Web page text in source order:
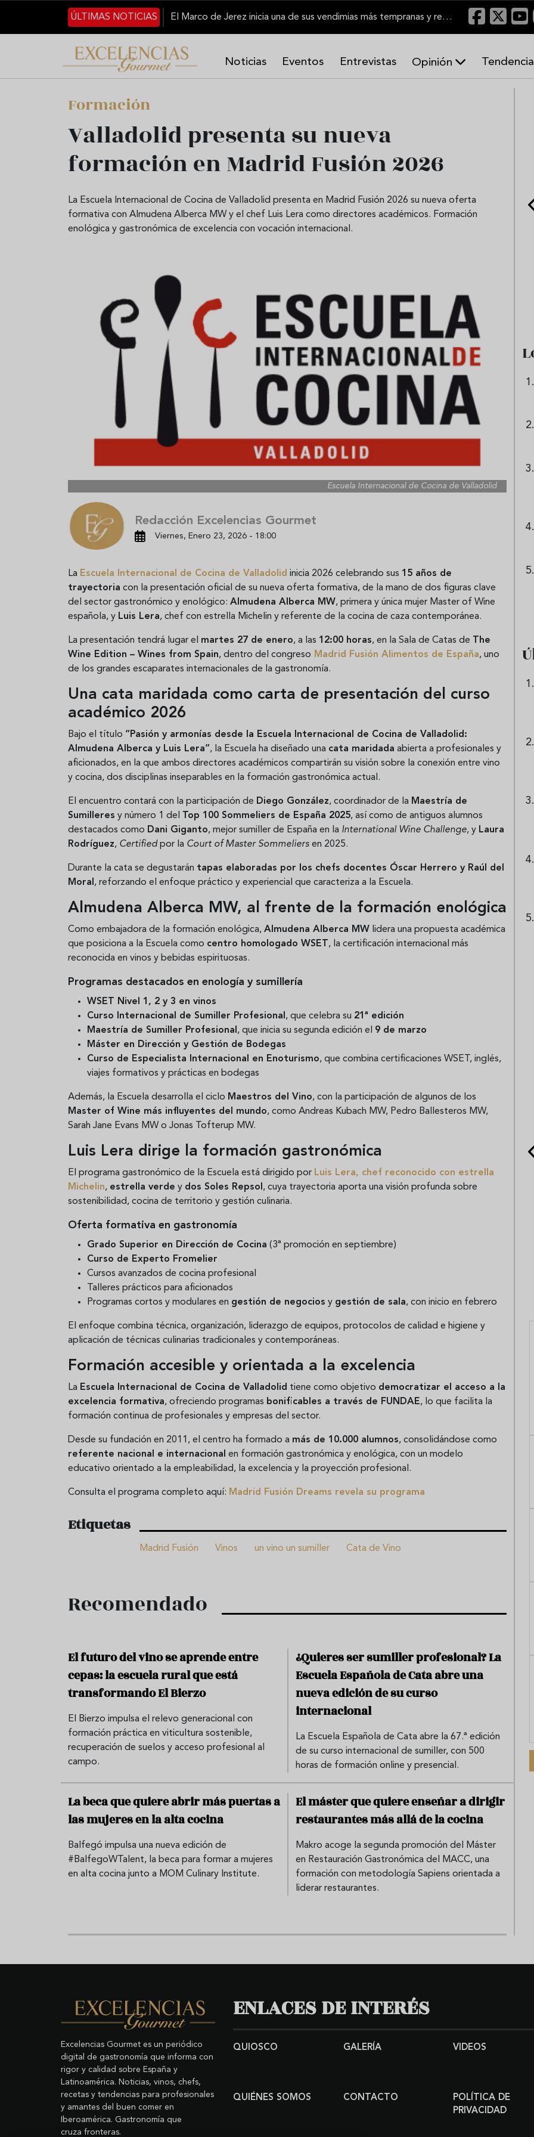
Pasar al contenido principal
ÚLTIMAS NOTICIAS
El Marco de Jerez inicia una de sus vendimias más tempranas y recupera producción
Noticias Eventos Entrevistas Opinión
a
s
Formación
Valladolid presenta su nueva
formación en Madrid Fusión 2026
La Escuela Internacional de Cocina de Valladolid presenta en Madrid Fusión 2026 su nueva oferta
formativa con Almudena Alberca MW y el chef Luis Lera como directores académicos. Formación
enológica y gastronómica de excelencia con vocación internacional.
Escuela Internacional de Cocina de Valladolid
Redacción Excelencias Gourmet
Viernes, Enero 23, 2026 - 18:00
La Escuela Internacional de Cocina de Valladolid inicia 2026 celebrando sus 15 años de
trayectoria con la presentación oficial de su nueva oferta formativa, de la mano de dos figuras clave
del sector gastronómico y enológico: Almudena Alberca MW, primera y única mujer Master of Wine
española, y Luis Lera, chef con estrella Michelin y referente de la cocina de caza contemporánea.
La presentación tendrá lugar el martes 27 de enero, a las 12:00 horas, en la Sala de Catas de The
Wine Edition – Wines from Spain, dentro del congreso Madrid Fusión Alimentos de España, uno
de los grandes escaparates internacionales de la gastronomía.
Una cata maridada como carta de presentación del curso
académico 2026
Bajo el título “Pasión y armonías desde la Escuela Internacional de Cocina de Valladolid:
Almudena Alberca y Luis Lera”, la Escuela ha diseñado una cata maridada abierta a profesionales y
aficionados, en la que ambos directores académicos compartirán su visión sobre la conexión entre vino
y cocina, dos disciplinas inseparables en la formación gastronómica actual.
El encuentro contará con la participación de Diego González, coordinador de la Maestría de
Sumilleres y número 1 del Top 100 Sommeliers de España 2025, así como de antiguos alumnos
destacados como Dani Giganto, mejor sumiller de España en la International Wine Challenge, y Laura
Rodríguez, Certifiedpor la Court of Master Sommeliers en 2025.
Durante la cata se degustarán tapas elaboradas por los chefs docentes Óscar Herrero y Raúl del
Moral , reforzando el enfoque práctico y experiencial que caracteriza a la Escuela.
Almudena Alberca MW, al frente de la formación enológica
Como embajadora de la formación enológica, Almudena Alberca MW lidera una propuesta académica
que posiciona a la Escuela como centro homologado WSET, la certificación internacional más
reconocida en vinos y bebidas espirituosas.
Programas destacados en enología y sumillería
WSET Nivel 1, 2 y 3 en vinos
Curso Internacional de Sumiller Profesional , que celebra su 21ª edición
Maestría de Sumiller Profesional , que inicia su segunda edición el 9 de marzo
Máster en Dirección y Gestión de Bodegas
Curso de Especialista Internacional en Enoturismo, que combina certificaciones WSET, inglés,
viajes formativos y prácticas en bodegas
Además, la Escuela desarrolla el ciclo Maestros del Vino, con la participación de algunos de los
Master of Wine más influyentes del mundo, como Andreas Kubach MW, Pedro Ballesteros MW,
Sarah Jane Evans MW o Jonas Tofterup MW.
Luis Lera dirige la formación gastronómica
El programa gastronómico de la Escuela está dirigido por Luis Lera, chef reconocido con estrella
Michelin, estrella verde y dos Soles Repsol , cuya trayectoria aporta una visión profunda sobre
sostenibilidad, cocina de territorio y gestión culinaria.
Oferta formativa en gastronomía
Grado Superior en Dirección de Cocina (3ª promoción en septiembre)
Curso de Experto Fromelier
Cursos avanzados de cocina profesional
Talleres prácticos para aficionados
Programas cortos y modulares en gestión de negocios y gestión de sala, con inicio en febrero
El enfoque combina técnica, organización, liderazgo de equipos, protocolos de calidad e higiene y
aplicación de técnicas culinarias tradicionales y contemporáneas.
Formación accesible y orientada a la excelencia
La Escuela Internacional de Cocina de Valladolid tiene como objetivo democratizar el acceso a la
excelencia formativa, ofreciendo programas bonificables a través de FUNDAE, lo que facilita la
formación continua de profesionales y empresas del sector.
Desde su fundación en 2011, el centro ha formado a más de 10.000 alumnos, consolidándose como
referente nacional e internacional en formación gastronómica y enológica, con un modelo
educativo orientado a la empleabilidad, la excelencia y la proyección profesional.
Consulta el programa completo aquí: Madrid Fusión Dreams revela su programa
Etiquetas
Madrid Fusión Vinos un vino un sumiller Cata de Vino
Recomendado
El futuro del vino se aprende entre
cepas: la escuela rural que está
transformando El Bierzo
El Bierzo impulsa el relevo generacional con
formación práctica en viticultura sostenible,
recuperación de suelos y acceso profesional al
campo.
¿Quieres ser sumiller profesional? La
Escuela Española de Cata abre una
nueva edición de su curso
internacional
La Escuela Española de Cata abre la 67.ª edición
de su curso internacional de sumiller, con 500
horas de formación online y presencial.
La beca que quiere abrir más puertas a
las mujeres en la alta cocina
Balfegó impulsa una nueva edición de
#BalfegoWTalent, la beca para formar a mujeres
en alta cocina junto a MOM Culinary Institute.
El máster que quiere enseñar a dirigir
restaurantes más allá de la cocina
Makro acoge la segunda promoción del Máster
en Restauración Gastronómica del MACC, una
formación con metodología Sapiens orientada a
liderar restaurantes.
Sopa fría de sandía: el plato
Historia y receta de la
auténtica boloñesa
aprende a preparar granizado
de vino especiado
Excelencias Gourmet es un periódico
digital de gastronomía que informa con
rigor y calidad sobre España y
Latinoamérica. Noticias, vinos, chefs,
recetas y tendencias para profesionales
y amantes del buen comer en
Iberoamérica. Gastronomía que
cruza fronteras.
ENLACES DE INTERÉS
QUIOSCO GALERÍA VIDEOS
QUIÉNES SOMOS CONTACTO
POLÍTICA DE
PRIVACIDAD